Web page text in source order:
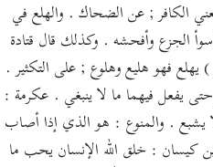
الكافر ; عن الضحاك . والهلع في
وأسوأ الجزع وأفحشه . وكذلك قال قتادة
فهو هليع وهلوع ; على التكثير .
يفعل فيهما ما لا ينبغي . عكرمة :
. والمنوع : هو الذي إذا أصاب
كيسان : خلق الله الإنسان يحب ما